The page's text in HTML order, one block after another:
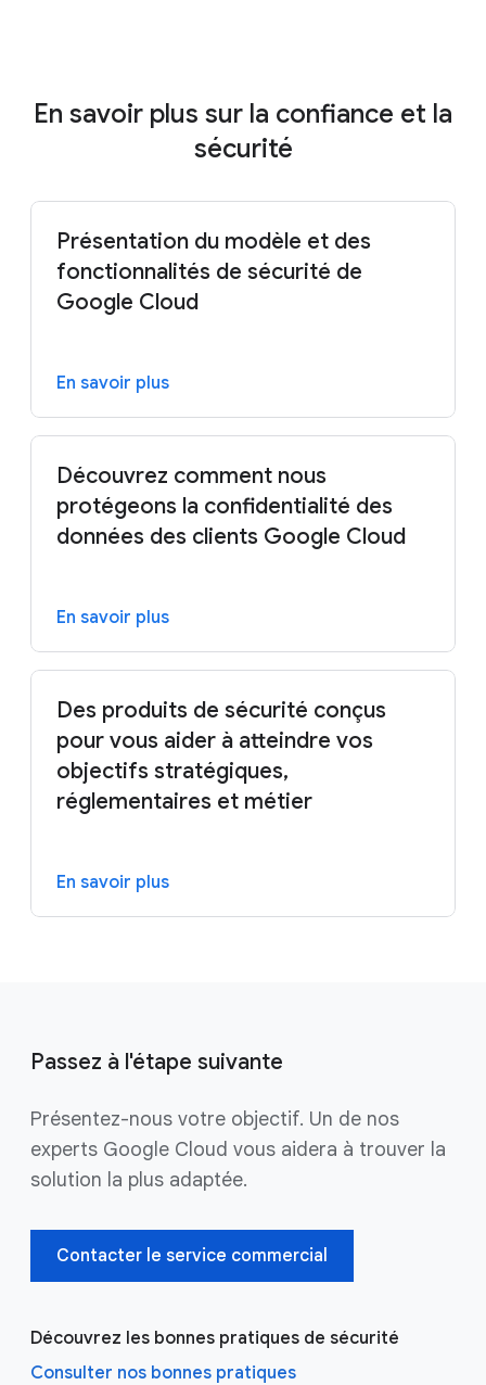
En savoir plus sur la confiance et la
sécurité
Présentation du modèle et des
fonctionnalités de sécurité de
Google Cloud
En savoir plus
Découvrez comment nous
protégeons la confidentialité des
données des clients Google Cloud
En savoir plus
Des produits de sécurité conçus
pour vous aider à atteindre vos
objectifs stratégiques,
réglementaires et métier
En savoir plus
Passez à l'étape suivante
Présentez-nous votre objectif. Un de nos
experts Google Cloud vous aidera à trouver la
solution la plus adaptée.
Contacter le service commercial
Découvrez les bonnes pratiques de sécurité
Consulter nos bonnes pratiques